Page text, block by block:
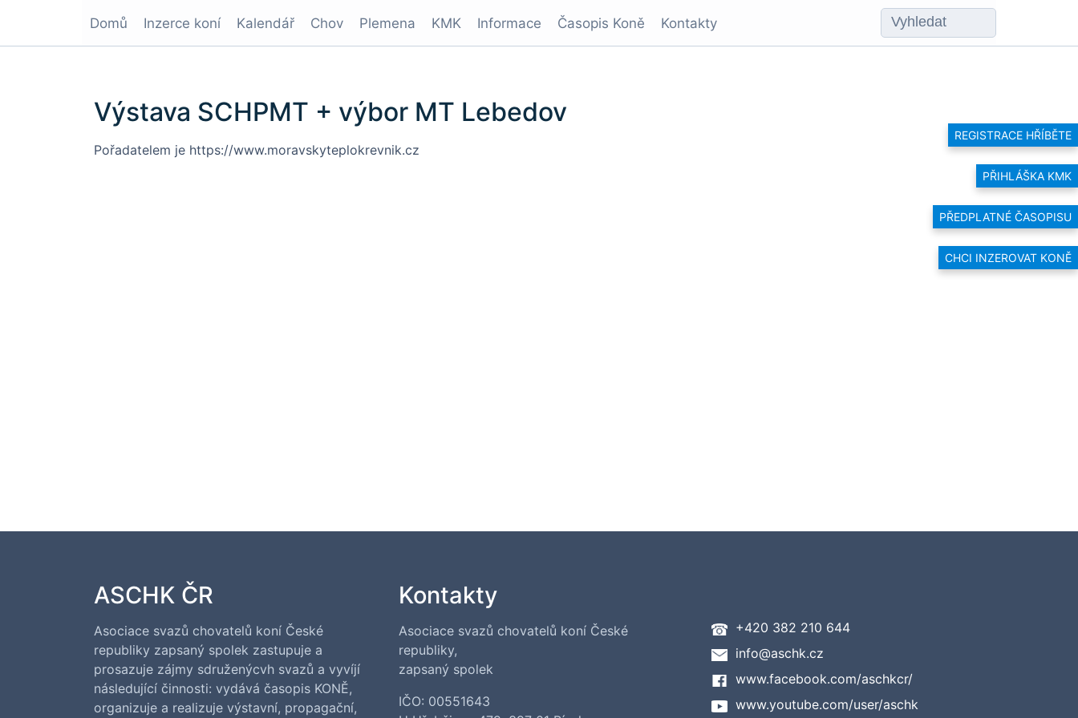
REGISTRACE HŘÍBĚTE
PŘIHLÁŠKA KMK
PŘEDPLATNÉ ČASOPISU
CHCI INZEROVAT KONĚ
Domů Inzerce koní Kalendář Chov Plemena KMK Informace Časopis Koně Kontakty
Výstava SCHPMT + výbor MT Lebedov
Pořadatelem je https://www.moravskyteplokrevnik.cz
ASCHK ČR
Asociace svazů chovatelů koní České
republiky zapsaný spolek zastupuje a
prosazuje zájmy sdruženýcvh svazů a vyvíjí
následující činnosti: vydává časopis KONĚ,
organizuje a realizuje výstavní, propagační,
Kontakty
Asociace svazů chovatelů koní České
republiky,
zapsaný spolek
IČO: 00551643
+420 382 210 644
info@aschk.cz
www.facebook.com/aschkcr/
www.youtube.com/user/aschk